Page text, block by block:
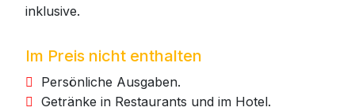
inklusive.
Im Preis nicht enthalten
Persönliche Ausgaben.
Getränke in Restaurants und im Hotel.